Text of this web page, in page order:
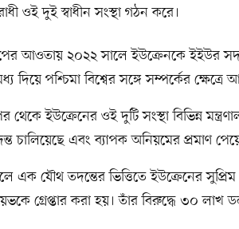
ওই দুই স্বাধীন সংস্থা গঠন করে।
আওতায় ২০২২ সালে ইউক্রেনকে ইইউর
দিয়ে পশ্চিমা বিশ্বের সঙ্গে সম্পর্কের
থেকে ইউক্রেনের ওই দুটি সংস্থা বিভিন্ন
চালিয়েছে এবং ব্যাপক অনিয়মের প্রমাণ
এক যৌথ তদন্তের ভিত্তিতে ইউক্রেনের
গ্রেপ্তার করা হয়। তাঁর বিরুদ্ধে ৩০